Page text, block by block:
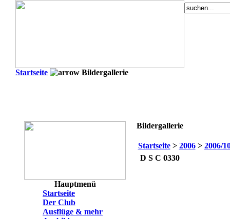
Startseite Bildergallerie
Hauptmenü
Startseite
Der Club
Ausflüge & mehr
Bildergallerie
Startseite> 2006> 2006/
D S C 0330